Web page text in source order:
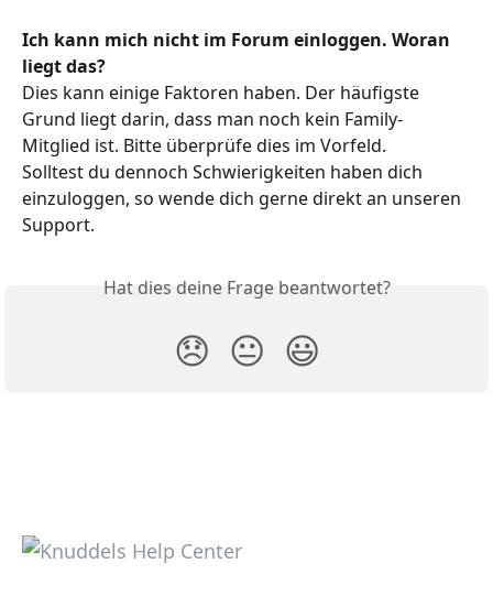
Ich kann mich nicht im Forum einloggen. Woran
liegt das?
Dies kann einige Faktoren haben. Der häufigste
Grund liegt darin, dass man noch kein Family-
Mitglied ist. Bitte überprüfe dies im Vorfeld.
Solltest du dennoch Schwierigkeiten haben dich
einzuloggen, so wende dich gerne direkt an unseren
Support.
Hat dies deine Frage beantwortet?
😞 😐 😃